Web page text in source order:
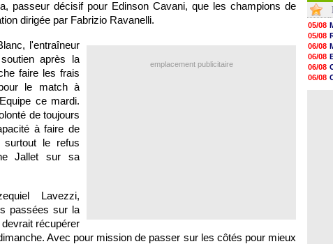
passeur décisif pour Edinson Cavani, que les champions de
dirigée par Fabrizio Ravanelli.
emplacement publicitaire
l'entraîneur
après la
faire les frais
le match à
ce mardi.
de toujours
à faire de
surtout le refus
Jallet sur sa
Lavezzi,
passées sur la
récupérer
Avec pour mission de passer sur les côtés pour mieux
10h09
10h05
09h44
09h24
09h06
08h44
08h22
06/08
05/08
05/08
06/08
06/08
06/08
06/08